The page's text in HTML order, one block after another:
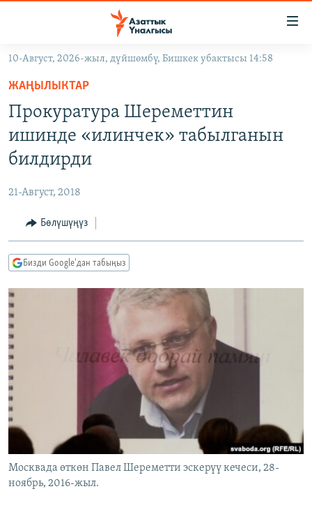
Навигацияга
өтүңүз
Издөөгө
салыңызКЫРГЫЗСТАН
МАДАНИЯТ
ДҮЙНӨ
УКРАИНА
ТВ ПРОГРАММАЛАР
БҮГҮН АЗАТТЫКТА
ПОДКАСТ
Русский
ОНЛАЙН ШЕРИНЕ
ЭЕ/АРнун бардык сайттары
10-Август, 2026-жыл, дүйшөмбү, Бишкек убактысы 14:58
ЖАҢЫЛЫКТАР
Прокуратура Шереметтин
ишинде «илинчек» табылганын
билдирди
21-Август, 2018
Бөлүшүңүз
Бизди Google'дан табыңыз
Москвада өткөн Павел Шереметти эскерүү кечеси, 28-
ноябрь, 2016-жыл.